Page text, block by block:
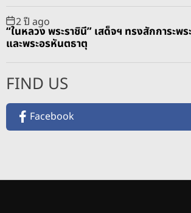
2 ปี ago
“ในหลวง พระราชินี” เสด็จฯ ทรงสักการะพ
และพระอรหันตธาตุ
FIND US
Facebook